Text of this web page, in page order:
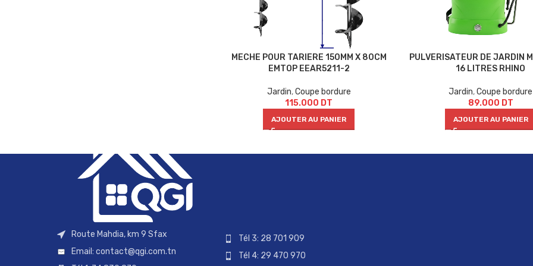
MECHE POUR TARIERE 150MM X 80CM
EMTOP EEAR5211-2
Jardin,Coupe bordure
115.000 DT
AJOUTER AU PANIER
PULVERISATEUR DE JARDIN
16 LITRES RHINO
Jardin,Coupe bordure
89.000 DT
AJOUTER AU PANIER
Route Mahdia, km 9 Sfax
Email: contact@qgi.com.tn
Tél 3: 28 701 909
Tél 4: 29 470 970